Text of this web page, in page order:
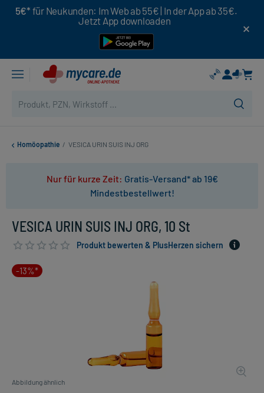
5€* für Neukunden: Im Web ab 55€ | In der App ab 35€.
Jetzt App downloaden
Homöopathie / VESICA URIN SUIS INJ ORG
Nur für kurze Zeit: Gratis-Versand* ab 19€
Mindestbestellwert!
VESICA URIN SUIS INJ ORG, 10 St
Produkt bewerten & PlusHerzen sichern
-13%*
Abbildung ähnlich